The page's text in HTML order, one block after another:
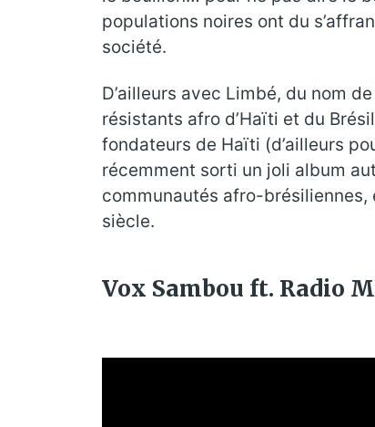
populations noires ont du
société.
D’ailleurs avec Limbé, du nom
résistants afro d’Haïti et du
fondateurs de Haïti (d’ailleurs
récemment sorti un joli album
communautés afro-
siècle.
Vox Sambou ft. Radio